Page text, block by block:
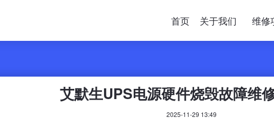
首页 关于我们 维修
艾默生UPS电源硬件烧毁故障维
2025-11-29 13:49